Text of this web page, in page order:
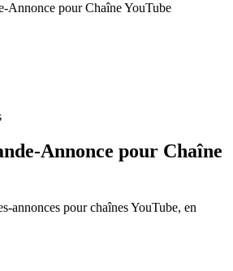
Annonce pour Chaîne YouTube
Annonce pour Chaîne
annonces pour chaînes YouTube, en